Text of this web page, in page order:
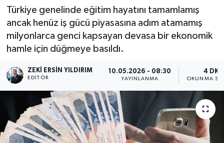
Türkiye genelinde eğitim hayatını tamamlamış
ancak henüz iş gücü piyasasına adım atamamış
milyonlarca genci kapsayan devasa bir ekonomik
hamle için düğmeye basıldı.
ZEKI ERSIN YILDIRIM
EDITÖR
10.05.2026 - 08:30
YAYINLANMA
4 DK
OKUNMA
Eğitim
Sağlık
Teknoloji
Kültür - Sanat
Yaşam
Tüm Manşetler
Son Dakika Haberleri
Haber Arşivi